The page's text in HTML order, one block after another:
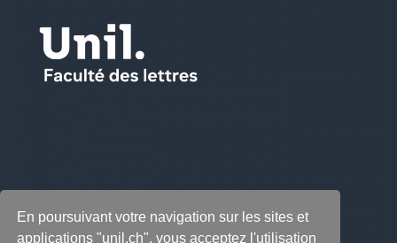
En poursuivant votre navigation sur les sites et
applications "unil.ch", vous acceptez l'utilisation